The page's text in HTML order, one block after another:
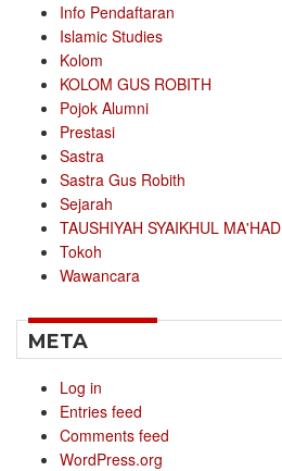
Info Pendaftaran
Islamic Studies
Kolom
KOLOM GUS ROBITH
Pojok Alumni
Prestasi
Sastra
Sastra Gus Robith
Sejarah
TAUSHIYAH SYAIKHUL MA'HAD
Tokoh
Wawancara
META
Log in
Entries feed
Comments feed
WordPress.org